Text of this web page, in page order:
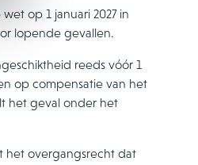
op 1 januari 2027 in
lopende gevallen.
reeds vóór 1
op compensatie van het
het geval onder het
het overgangsrecht dat